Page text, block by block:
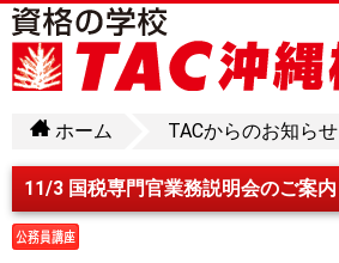
ホーム TACからのお知らせ
11/3 国税専門官業務説明会のご案内